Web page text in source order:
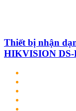
Thiết bị nhận
HIKVISION